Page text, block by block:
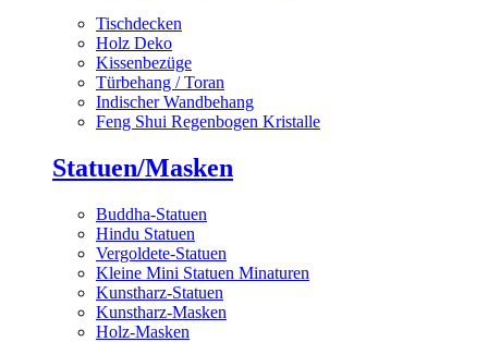
Tischdecken
Holz Deko
Kissenbezüge
Türbehang / Toran
Indischer Wandbehang
Feng Shui Regenbogen Kristalle
Statuen/Masken
Buddha-Statuen
Hindu Statuen
Vergoldete-Statuen
Kleine Mini Statuen Minaturen
Kunstharz-Statuen
Kunstharz-Masken
Holz-Masken